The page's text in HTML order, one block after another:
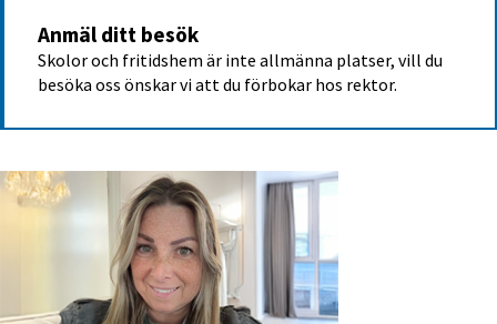
Anmäl ditt besök
Skolor och fritidshem är inte allmänna platser, vill du
besöka oss önskar vi att du förbokar hos rektor.